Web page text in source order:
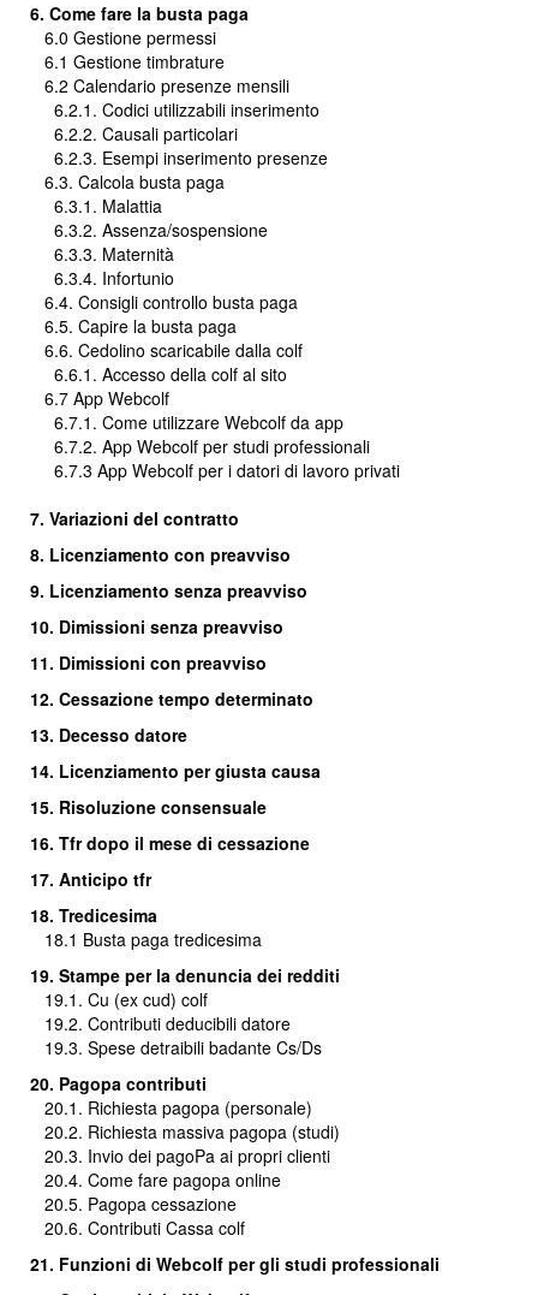
6. Come fare la busta paga
6.0 Gestione permessi
6.1 Gestione timbrature
6.2 Calendario presenze mensili
6.2.1. Codici utilizzabili inserimento
6.2.2. Causali particolari
6.2.3. Esempi inserimento presenze
6.3. Calcola busta paga
6.3.1. Malattia
6.3.2. Assenza/sospensione
6.3.3. Maternità
6.3.4. Infortunio
6.4. Consigli controllo busta paga
6.5. Capire la busta paga
6.6. Cedolino scaricabile dalla colf
6.6.1. Accesso della colf al sito
6.7 App Webcolf
6.7.1. Come utilizzare Webcolf da app
6.7.2. App Webcolf per studi professionali
6.7.3 App Webcolf per i datori di lavoro privati
7. Variazioni del contratto
8. Licenziamento con preavviso
9. Licenziamento senza preavviso
10. Dimissioni senza preavviso
11. Dimissioni con preavviso
12. Cessazione tempo determinato
13. Decesso datore
14. Licenziamento per giusta causa
15. Risoluzione consensuale
16. Tfr dopo il mese di cessazione
17. Anticipo tfr
18. Tredicesima
18.1 Busta paga tredicesima
19. Stampe per la denuncia dei redditi
19.1. Cu (ex cud) colf
19.2. Contributi deducibili datore
19.3. Spese detraibili badante Cs/Ds
20. Pagopa contributi
20.1. Richiesta pagopa (personale)
20.2. Richiesta massiva pagopa (studi)
20.3. Invio dei pagoPa ai propri clienti
20.4. Come fare pagopa online
20.5. Pagopa cessazione
20.6. Contributi Cassa colf
21. Funzioni di Webcolf per gli studi professionali